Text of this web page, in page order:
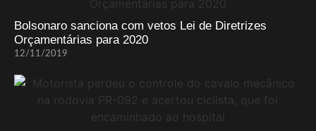
Bolsonaro sanciona com vetos Lei de Diretrizes
Orçamentárias para 2020
12/11/2019